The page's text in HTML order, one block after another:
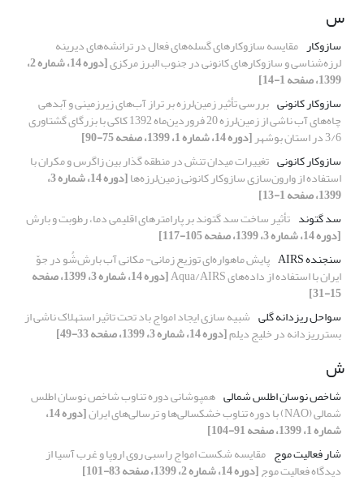
س
سازوکار مقایسه سازوکارهای گسله‌های فعال در ترانشه‌های دیرینه
لرزه‌شناسی و سازوکارهای کانونی در جنوب البرز مرکزی [دوره 14، شماره 2،
1399، صفحه 1-14]
سازوکار کانونی بررسی تأثیر زمین‌لرزه بر تراز آب‌های زیرزمینی و آبدهی
چاه‌های آب ناشی از زمین‌لرزه 20 فروردین‌ماه 1392 کاکی با بزرگای گشتاوری
3/6 در استان بوشهر
[دوره 14، شماره 1، 1399، صفحه 75-90]
سازوکار کانونی تغییرات میدان تنش در منطقه گذار بین زاگرس و مکران با
استفاده از وارون‌سازی سازوکار کانونی زمین‌لرزه‌ها [دوره 14، شماره 3،
1399، صفحه 1-13]
سد گتوند تأثیر ساخت سد گتوند بر پارامترهای اقلیمی دما، رطوبت و بارش
[دوره 14، شماره 3، 1399، صفحه 105-117]
سنجنده AIRS
پایش ماهواره‌ای توزیع زمانی- مکانی آب بارش‌شُو در جوّ
ایران با استفاده از داده‌های Aqua/AIRS [دوره 14، شماره 3، 1399، صفحه
15-31]
سواحل ریزدانه گلی شبیه سازی ایجاد امواج باد تحت تاثیر استهلاک ناشی از
بسترریزدانه در خلیج دیلم[دوره 14، شماره 3، 1399، صفحه 33-49]
ش
شاخص نوسان اطلس شمالی همپوشانی دوره تناوب شاخص نوسان اطلس
شمالی (NAO) با دوره تناوب خشکسالی‌ها و ترسالی‌های ایران [دوره 14،
شماره 1، 1399، صفحه 91-104]
شار فعالیت موج مقایسه شکست امواج راسبی روی اروپا و غرب آسیا از
دیدگاه فعالیت موج[دوره 14، شماره 2، 1399، صفحه 83-101]